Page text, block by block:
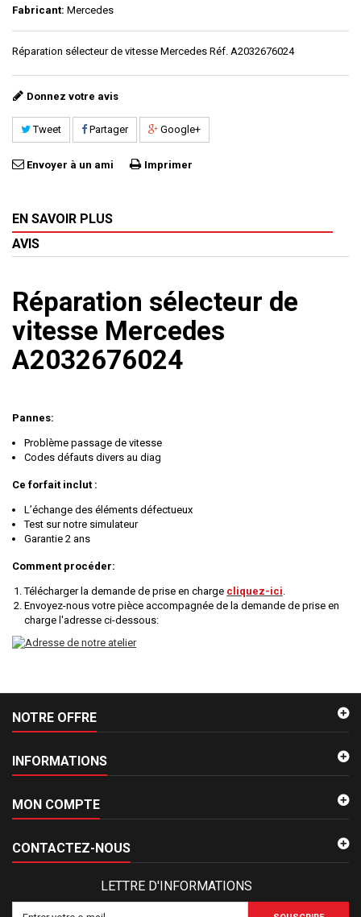
Fabricant: Mercedes
Réparation sélecteur de vitesse Mercedes Réf. A2032676024
Donnez votre avis
Tweet Partager Google+
Envoyer à un ami Imprimer
EN SAVOIR PLUS
AVIS
Réparation sélecteur de
vitesse Mercedes
A2032676024
Pannes:
Problème passage de vitesse
Codes défauts divers au diag
Ce forfait inclut :
L’échange des éléments défectueux
Test sur notre simulateur
Garantie 2 ans
Comment procéder:
Télécharger la demande de prise en charge cliquez-ici.
Envoyez-nous votre pièce accompagnée de la demande de prise en
charge l'adresse ci-dessous:
NOTRE OFFRE
INFORMATIONS
MON COMPTE
CONTACTEZ-NOUS
LETTRE D'INFORMATIONS